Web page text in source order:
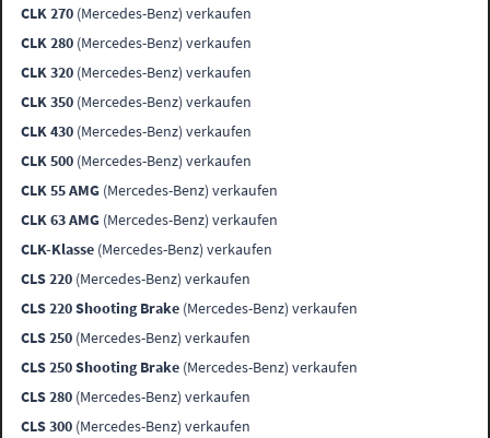
CLK 270 (Mercedes-Benz) verkaufen
CLK 280 (Mercedes-Benz) verkaufen
CLK 320 (Mercedes-Benz) verkaufen
CLK 350 (Mercedes-Benz) verkaufen
CLK 430 (Mercedes-Benz) verkaufen
CLK 500 (Mercedes-Benz) verkaufen
CLK 55 AMG (Mercedes-Benz) verkaufen
CLK 63 AMG (Mercedes-Benz) verkaufen
CLK-Klasse (Mercedes-Benz) verkaufen
CLS 220 (Mercedes-Benz) verkaufen
CLS 220 Shooting Brake (Mercedes-Benz) verkaufen
CLS 250 (Mercedes-Benz) verkaufen
CLS 250 Shooting Brake (Mercedes-Benz) verkaufen
CLS 280 (Mercedes-Benz) verkaufen
CLS 300 (Mercedes-Benz) verkaufen